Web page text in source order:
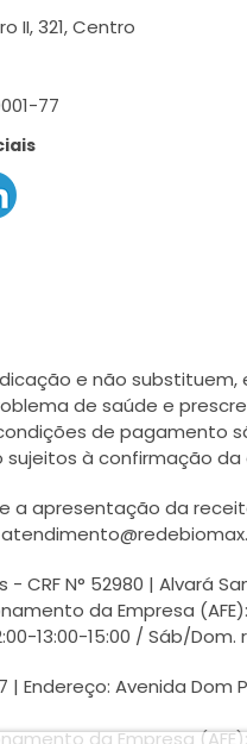
II, 321, Centro
77
e não
de saúde e
de pagamento
à confirmação
apresentação da
- CRF N° 52980 | Alvará
da Empresa
13:00-15:00 / Sáb/Dom.
| Endereço: Avenida
da Empresa